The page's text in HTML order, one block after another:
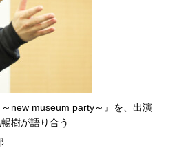
new museum party～』を、出演
樹が語り合う